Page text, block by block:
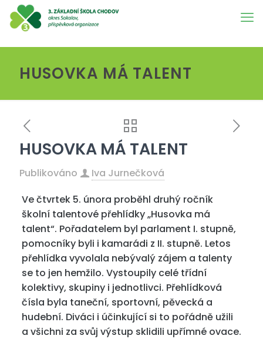
HUSOVKA MÁ TALENT
HUSOVKA MÁ TALENT
Publikováno
Iva Jurnečková
Ve čtvrtek 5. února proběhl druhý ročník
školní talentové přehlídky „Husovka má
talent“. Pořadatelem byl parlament I. stupně,
pomocníky byli i kamarádi z II. stupně. Letos
přehlídka vyvolala nebývalý zájem a talenty
se to jen hemžilo. Vystoupily celé třídní
kolektivy, skupiny i jednotlivci. Přehlídková
čísla byla taneční, sportovní, pěvecká a
hudební. Diváci i účinkující si to pořádně užili
a všichni za svůj výstup sklidili upřímné ovace.